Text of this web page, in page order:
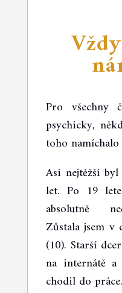
Pro všechny
psychicky,
toho
Asi nejtěžší
let. Po 19
absolutně
Zůstala jsem v
(10). Starší
na internátě
chodil do práce.